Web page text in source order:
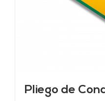
Pliego de